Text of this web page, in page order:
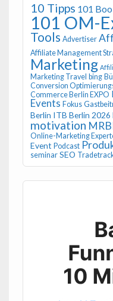
10 Tipps 101
101 OM-
Tools Advertiser
Affiliate Management
Marketing
Marketing Travel bing
Conversion
Commerce Berlin EXPO
Events Fokus
Berlin ITB Berlin 2026
motivation
Online-Marketing
Event Podcast
seminar SEO